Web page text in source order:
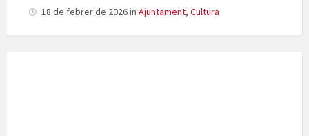
18 de febrer de 2026in Ajuntament, Cultura